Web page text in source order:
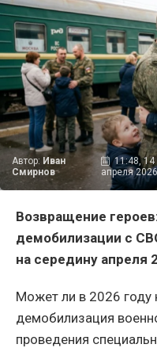
Автор: Иван
Смирнов
11:48, 14
апреля 2026
Возвращение
демобилизации с
на середину апреля
Может ли в 2026 году
демобилизация
проведения